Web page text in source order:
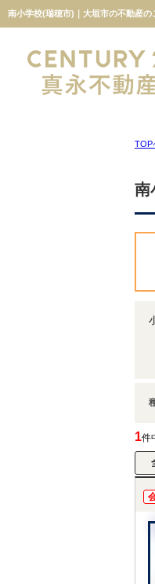
南小学校(瑞穂市)｜大垣市の不動産
TOP
南
1件